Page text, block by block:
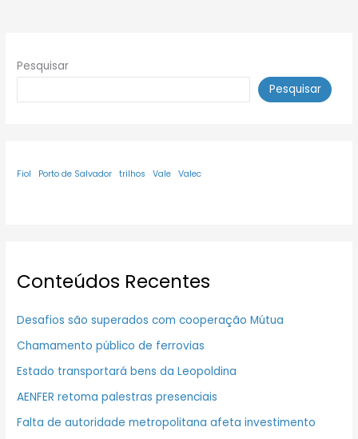
Pesquisar
Pesquisar
Fiol Porto de Salvador trilhos Vale Valec
Conteúdos Recentes
Desafios são superados com cooperação Mútua
Chamamento público de ferrovias
Estado transportará bens da Leopoldina
AENFER retoma palestras presenciais
Falta de autoridade metropolitana afeta investimento